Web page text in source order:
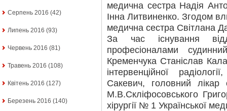
Серпень 2016 (42)
Липень 2016 (93)
Червень 2016 (81)
Травень 2016 (108)
Квітень 2016 (127)
Березень 2016 (140)
медична сестра Надія
Інна Литвиненко. Згодом
медична сестра Світлана
За час існування
професіоналами
Кременчука Станіслав
інтервенційної
Сакевич, головний лікар
М.В.Скліфосовського
хірургії № 1 Української